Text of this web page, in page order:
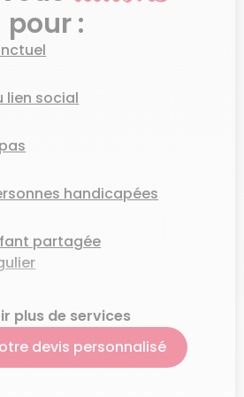
Mézières :
peut-elle
de ménage à
réalise de nombreuses
de printemps
pour :
lien social
handicapées
partagée
de printemps
plus de services
devis personnalisé